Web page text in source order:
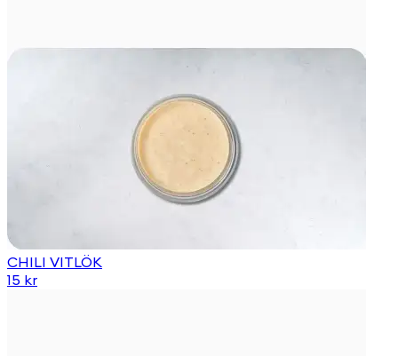
CHILI VITLÖK
15 kr